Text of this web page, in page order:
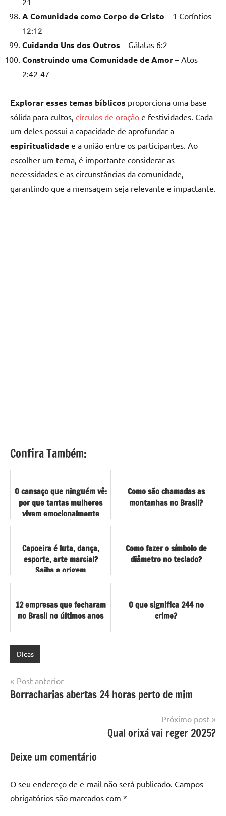
A Comunidade como Corpo de Cristo – 1 Coríntios
12:12
Cuidando Uns dos Outros – Gálatas 6:2
Construindo uma Comunidade de Amor – Atos
2:42-47
Explorar esses temas bíblicos proporciona uma base
sólida para cultos, círculos de oração e festividades. Cada
um deles possui a capacidade de aprofundar a
espiritualidade e a união entre os participantes. Ao
escolher um tema, é importante considerar as
necessidades e as circunstâncias da comunidade,
garantindo que a mensagem seja relevante e impactante.
Confira Também:
O cansaço que ninguém vê:
por que tantas mulheres
vivem emocionalmente
Como são chamadas as
montanhas no Brasil?
Capoeira é luta, dança,
esporte, arte marcial?
Saiba a origem
Como fazer o símbolo de
diâmetro no teclado?
12 empresas que fecharam
no Brasil no últimos anos
O que significa 244 no
crime?
Dicas
Navegação
de
Post anterior
Borracharias abertas 24 horas perto de mim
Próximo post
Qual orixá vai reger 2025?
Deixe um comentário
O seu endereço de e-mail não será publicado. Campos
obrigatórios são marcados com *